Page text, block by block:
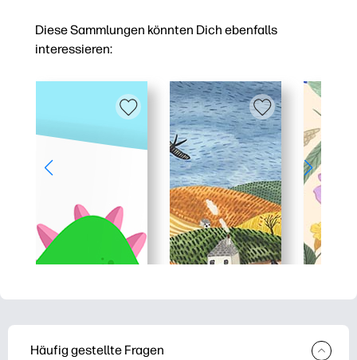
Diese Sammlungen könnten Dich ebenfalls
interessieren:
Häufig gestellte Fragen